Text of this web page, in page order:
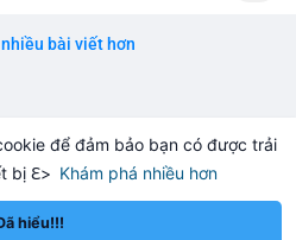
để đảm bảo bạn có được trải
bị ℇ> Khám phá nhiều hơn
hiểu!!!
$76.92 +0.61% BNB
bài viết hơn